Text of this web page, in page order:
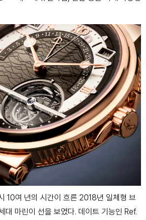
10여 년의 시간이 흐른 2018년 일체형 브
대 마린이 선을 보였다. 데이트 기능인 Ref.